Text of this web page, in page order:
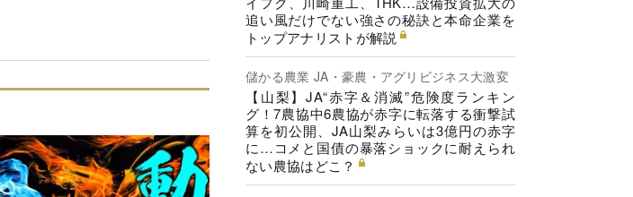
追い風だけでない強さの秘訣と本命企業を
トップアナリストが解説
儲かる農業 JA・豪農・アグリビジネス大激変
【山梨】JA“赤字＆消滅”危険度ランキン
グ！7農協中6農協が赤字に転落する衝撃試
算を初公開、JA山梨みらいは3億円の赤字
に…コメと国債の暴落ショックに耐えられ
ない農協はどこ？